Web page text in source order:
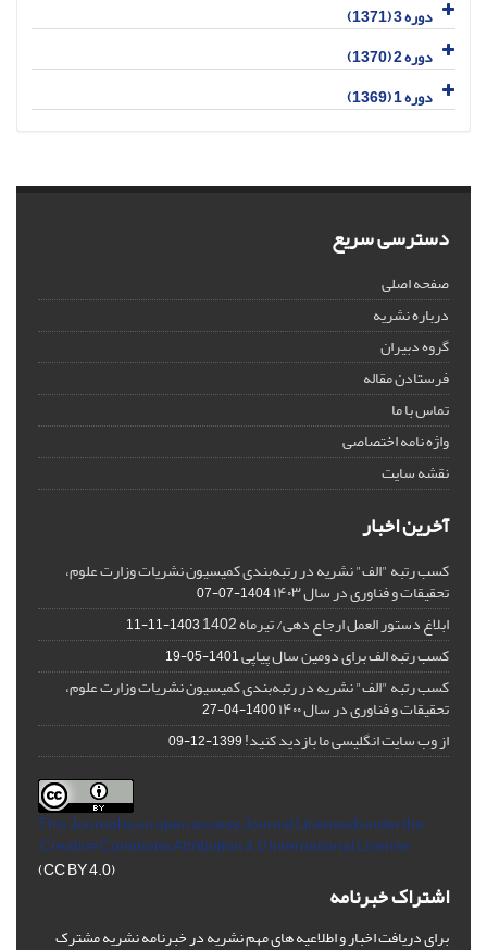
دوره 3 (1371)
دوره 2 (1370)
دوره 1 (1369)
دسترسی سریع
صفحه اصلی
درباره نشریه
گروه دبیران
فرستادن مقاله
تماس با ما
واژه نامه اختصاصی
نقشه سایت
آخرین اخبار
کسب رتبه "الف" نشریه در رتبه‌بندی کمیسیون نشریات وزارت علوم،
تحقیقات و فناوری در سال ۱۴۰۳ 1404-07-07
ابلاغ دستور العمل ارجاع دهی/ تیرماه 1402 1403-11-11
کسب رتبه الف برای دومین سال پیاپی1401-05-19
کسب رتبه "الف" نشریه در رتبه‌بندی کمیسیون نشریات وزارت علوم،
تحقیقات و فناوری در سال ۱۴۰۰ 1400-04-27
از وب سایت انگلیسی ما بازدید کنید!1399-12-09
This Journal is an open access Journal Licensedunder the
Creative Commons Attribution 4.0 International License
(CC BY 4.0)
اشتراک خبرنامه
برای دریافت اخبار و اطلاعیه های مهم نشریه در خبرنامه نشریه مشترک